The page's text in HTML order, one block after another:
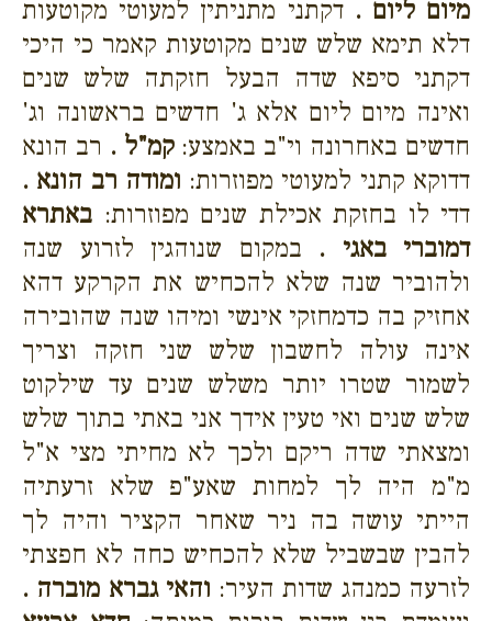
מיום ליום . דקתני מתניתין למעוטי מקוטעות
דלא תימא שלש שנים מקוטעות קאמר כי היכי
דקתני סיפא שדה הבעל חזקתה שלש שנים
ואינה מיום ליום אלא ג' חדשים בראשונה וג'
חדשים באחרונה וי"ב באמצע:קמ"ל . רב הונא
דדוקא קתני למעוטי מפוזרות: ומודה רב הונא .
דדי לו בחזקת אכילת שנים מפוזרות: באתרא
דמוברי באגי . במקום שנוהגין לזרוע שנה
ולהוביר שנה שלא להכחיש את הקרקע דהא
אחזיק בה כדמחזקי אינשי ומיהו שנה שהובירה
אינה עולה לחשבון שלש שני חזקה וצריך
לשמור שטרו יותר משלש שנים עד שילקוט
שלש שנים ואי טעין אידך אני באתי בתוך שלש
ומצאתי שדה ריקם ולכך לא מחיתי מצי א"ל
מ"מ היה לך למחות שאע"פ שלא זרעתיה
הייתי עושה בה ניר שאחר הקציר והיה לך
להבין שבשביל שלא להכחיש כחה לא חפצתי
לזרעה כמנהג שדות העיר: והאי גברא מוברה .